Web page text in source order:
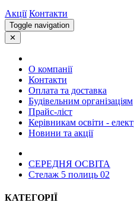
Акції Контакти
Toggle navigation
✕
О компанії
Контакти
Оплата та доставка
Будівельним організаціям
Прайс-ліст
Керівникам освіти -
Новини та акції
СЕРЕДНЯ ОСВIТА
Стелаж 5 полиць 02
КАТЕГОРІЇ